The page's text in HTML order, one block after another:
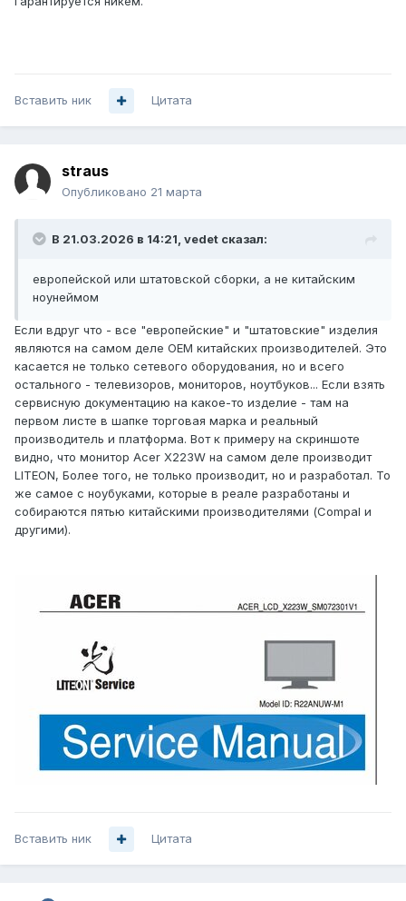
Вставить ник Цитата
straus
Опубликовано 21 марта
В 21.03.2026 в 14:21, vedet сказал:
европейской или штатовской сборки, а не китайским
ноунеймом
Если вдруг что - все "европейские" и "штатовские" изделия
являются на самом деле OEM китайских производителей. Это
касается не только сетевого оборудования, но и всего
остального - телевизоров, мониторов, ноутбуков... Если взять
сервисную документацию на какое-то изделие - там на
первом листе в шапке торговая марка и реальный
производитель и платформа. Вот к примеру на скриншоте
видно, что монитор Acer X223W на самом деле производит
LITEON, Более того, не только производит, но и разработал. То
же самое с ноубуками, которые в реале разработаны и
собираются пятью китайскими производителями (Compal и
другими).
Вставить ник Цитата